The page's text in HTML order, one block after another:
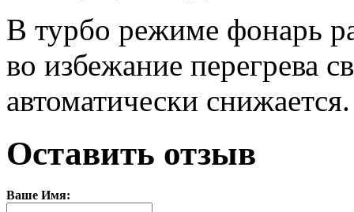
В турбо режиме фонарь
во избежание перегрева
автоматически снижается.
Оставить отзыв
Ваше Имя: